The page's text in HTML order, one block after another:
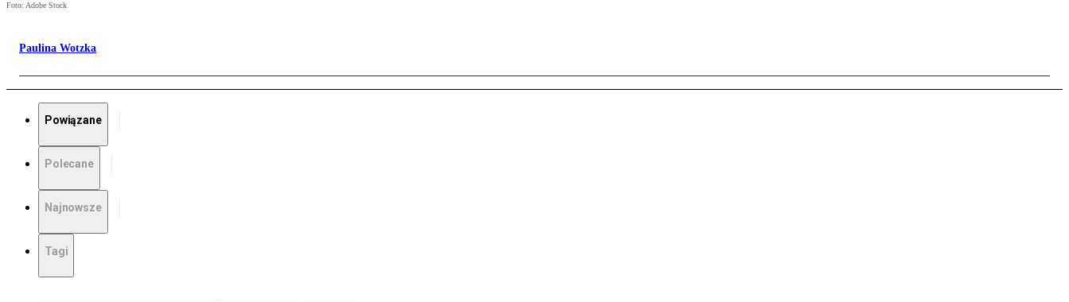
Foto: Adobe Stock
Paulina Wotzka
Powiązane
Polecane
Najnowsze
Tagi